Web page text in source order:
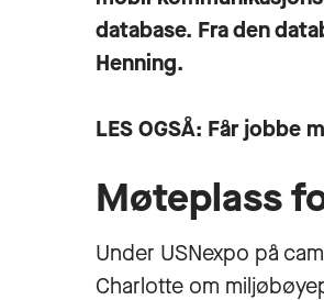
database. Fra den
Henning.
LES OGSÅ: Får jobbe
Møteplass
Under USNexpo på
Charlotte om